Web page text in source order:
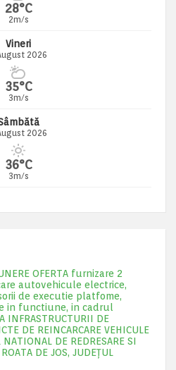
28°C
2m/s
Vineri
2026
35°C
3m/s
2026
36°C
3m/s
OFERTA furnizare 2
autovehicule electrice,
de executie platfome,
in functiune, in cadrul
INFRASTRUCTURII DE
DE REINCARCARE VEHICULE
DE REDRESARE SI
DE JOS, JUDEŢUL